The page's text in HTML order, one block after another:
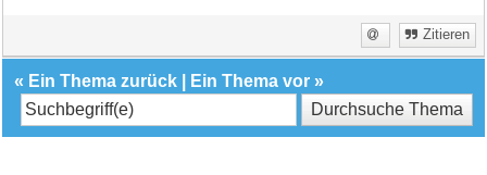
Zitieren
« Ein Thema zurück Ein Thema vor »